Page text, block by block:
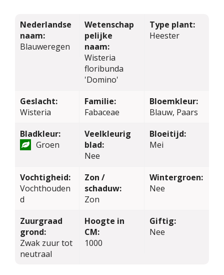
Nederlandse
naam:
Blauweregen
Wetenschap
pelijke
naam:
Wisteria
floribunda
'Domino'
Type plant:
Heester
Geslacht:
Wisteria
Familie:
Fabaceae
Bloemkleur:
Blauw, Paars
Bladkleur:
Groen
Veelkleurig
blad:
Nee
Bloeitijd:
Mei
Vochtigheid:
Vochthouden
d
Zon /
schaduw:
Zon
Wintergroen:
Nee
Zuurgraad
grond:
Zwak zuur tot
neutraal
Hoogte in
CM:
1000
Giftig:
Nee